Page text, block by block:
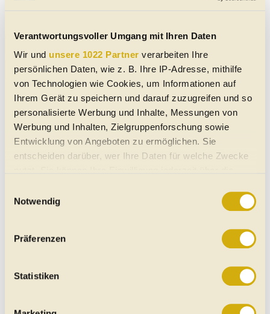
Verantwortungsvoller Umgang mit Ihren Daten
Wir und unsere 1022 Partner verarbeiten Ihre
persönlichen Daten, wie z. B. Ihre IP-Adresse, mithilfe
von Technologien wie Cookies, um Informationen auf
Ihrem Gerät zu speichern und darauf zuzugreifen und so
personalisierte Werbung und Inhalte, Messungen von
Werbung und Inhalten, Zielgruppenforschung sowie
Entwicklung von Angeboten zu ermöglichen. Sie
entscheiden darüber, wer Ihre Daten für welche Zwecke
Trigger Symbol ändern oder widerrufen
Informationen über Ihre geografische Lage erfassen,
Ihr Gerät durch aktives Scannen nach bestimmten
Erfahren Sie mehr darüber, wie Ihre persönlichen Daten
Notwendig
Präferenzen
Statistiken
Audi S6 e-tron- Angebote von Händlern